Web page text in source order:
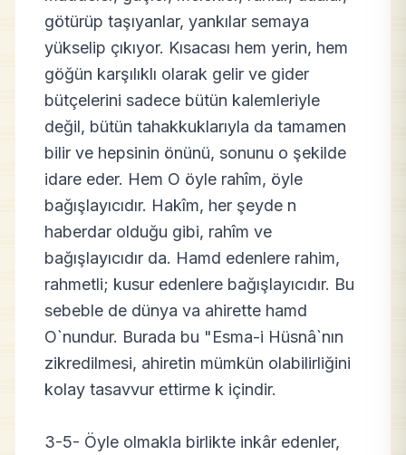
götürüp taşıyanlar, yankılar semaya
yükselip çıkıyor. Kısacası hem yerin, hem
göğün karşılıklı olarak gelir ve gider
bütçelerini sadece bütün kalemleriyle
değil, bütün tahakkuklarıyla da tamamen
bilir ve hepsinin önünü, sonunu o şekilde
idare eder. Hem O öyle rahîm, öyle
bağışlayıcıdır. Hakîm, her şeyde n
haberdar olduğu gibi, rahîm ve
bağışlayıcıdır da. Hamd edenlere rahim,
rahmetli; kusur edenlere bağışlayıcıdır. Bu
sebeble de dünya va ahirette hamd
O`nundur. Burada bu "Esma-i Hüsnâ`nın
zikredilmesi, ahiretin mümkün olabilirliğini
kolay tasavvur ettirme k içindir.
3-5- Öyle olmakla birlikte inkâr edenler,